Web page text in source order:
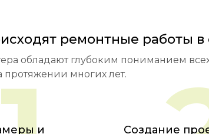
ремонтные работы
обладают глубоким пониманием
протяжении многих лет.
и
Создание